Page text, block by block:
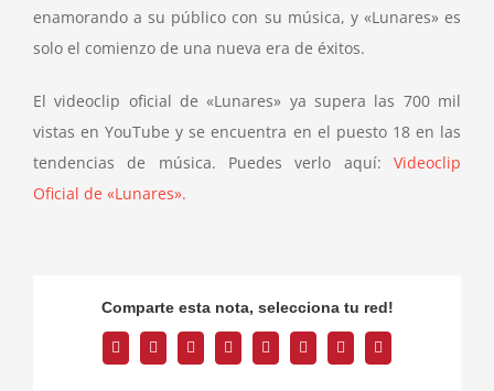
enamorando a su público con su música, y «Lunares» es
solo el comienzo de una nueva era de éxitos.
El videoclip oficial de «Lunares» ya supera las 700 mil
vistas en YouTube y se encuentra en el puesto 18 en las
tendencias de música. Puedes verlo aquí: Videoclip
Oficial de «Lunares».
Comparte esta nota, selecciona tu red!
FacebookTwitterRedditLinkedInTumblrPinterest
Vk
Correo
electrónico